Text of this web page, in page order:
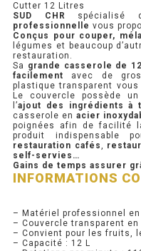
MEUBLE À
MEUBLE À
PRÉSENTOIR À
PROFONDEUR
PROFONDEUR
PROFONDEUR
Cutter 12 Litres
SUD CHR
spécialisé
professionnelle vous
Conçus pour couper,
légumes et beaucoup
restauration.
Sa grande casserole de
facilement avec de
plastique transparent
Le couvercle possède
l’ajout des ingrédients à
casserole en acier
poignées afin de facilité
produit indispensable
restauration cafés,
self-servies…
Gains de temps assurer
INFORMATIONS
– Matériel professionnel
– Couvercle transparent
– Convient pour les fruits,
– Capacité : 12 L